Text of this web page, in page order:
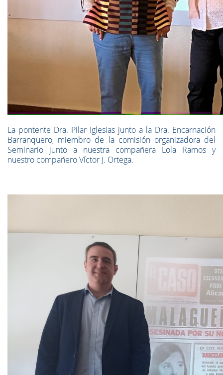
La pontente Dra. Pilar Iglesias junto a la Dra. Encarnación
Barranquero, miembro de la comisión organizadora del
Seminario junto a nuestra compañera Lola Ramos y
nuestro compañero Víctor J. Ortega.